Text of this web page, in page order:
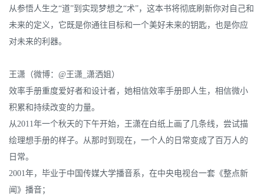
从参悟人生之“道”到实现梦想之“术”，这本书将彻底刷新你对自己和
未来的定义，它既是你通往目标和一个美好未来的钥匙，也是你应
对未来的利器。
王潇（微博：@王潇_潇洒姐）
效率手册重度爱好者和设计者，她相信效率手册即人生，相信微小
积累和持续改变的力量。
从2011年一个秋天的下午开始，王潇在白纸上画了几条线，尝试描
绘理想手册的样子。从那时到现在，一个人的日常变成了百万人的
日常。
2001年，毕业于中国传媒大学播音系，在中央电视台一套《整点新
闻》播音；